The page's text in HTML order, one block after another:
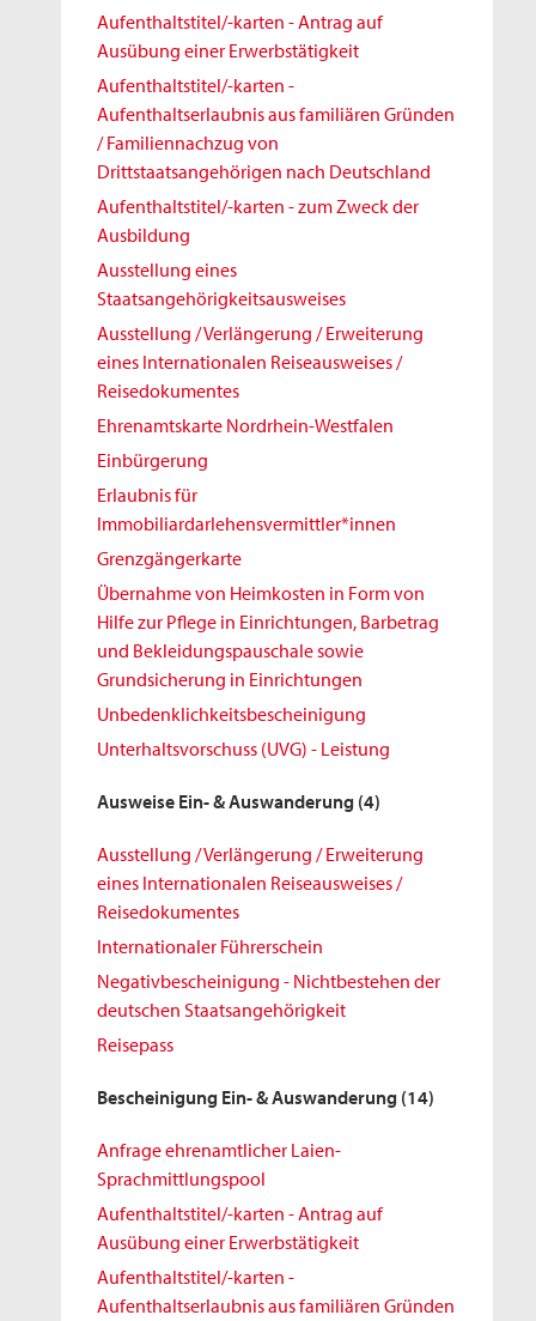
Aufenthaltstitel/-karten - Antrag auf
Ausübung einer Erwerbstätigkeit
Aufenthaltstitel/-karten -
Aufenthaltserlaubnis aus familiären Gründen
/ Familiennachzug von
Drittstaatsangehörigen nach Deutschland
Aufenthaltstitel/-karten - zum Zweck der
Ausbildung
Ausstellung eines
Staatsangehörigkeitsausweises
Ausstellung / Verlängerung / Erweiterung
eines Internationalen Reiseausweises /
Reisedokumentes
Ehrenamtskarte Nordrhein-Westfalen
Einbürgerung
Erlaubnis für
Immobiliardarlehensvermittler*innen
Grenzgängerkarte
Übernahme von Heimkosten in Form von
Hilfe zur Pflege in Einrichtungen, Barbetrag
und Bekleidungspauschale sowie
Grundsicherung in Einrichtungen
Unbedenklichkeitsbescheinigung
Unterhaltsvorschuss (UVG) - Leistung
Ausweise Ein- & Auswanderung (4)
Ausstellung / Verlängerung / Erweiterung
eines Internationalen Reiseausweises /
Reisedokumentes
Internationaler Führerschein
Negativbescheinigung - Nichtbestehen der
deutschen Staatsangehörigkeit
Reisepass
Bescheinigung Ein- & Auswanderung (14)
Anfrage ehrenamtlicher Laien-
Sprachmittlungspool
Aufenthaltstitel/-karten - Antrag auf
Ausübung einer Erwerbstätigkeit
Aufenthaltstitel/-karten -
Aufenthaltserlaubnis aus familiären Gründen